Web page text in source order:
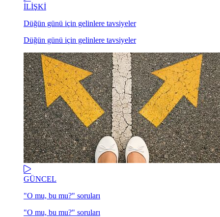
İLİŞKİ
Düğün günü için gelinlere tavsiyeler
Düğün günü için gelinlere tavsiyeler
GÜNCEL
"O mu, bu mu?" soruları
"O mu, bu mu?" soruları